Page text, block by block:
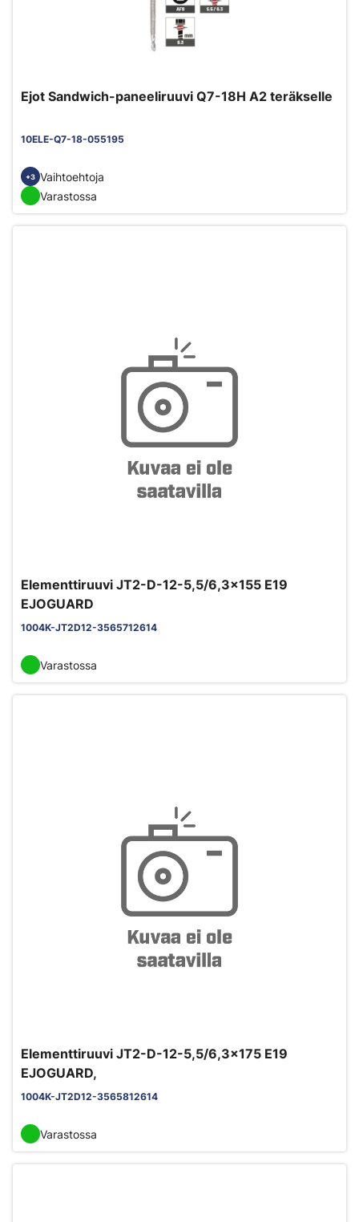
Ejot Sandwich-paneeliruuvi Q7-18H A2 teräkselle
10ELE-Q7-18-055195
+3 Vaihtoehtoja
Varastossa
Elementtiruuvi JT2-D-12-5,5/6,3x155 E19
EJOGUARD
1004K-JT2D12-3565712614
Varastossa
Elementtiruuvi JT2-D-12-5,5/6,3x175 E19
EJOGUARD,
1004K-JT2D12-3565812614
Varastossa